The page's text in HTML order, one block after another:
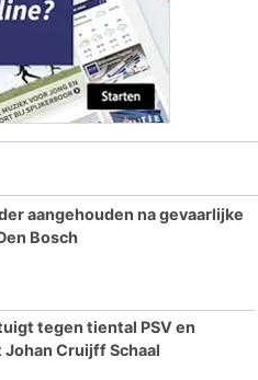
aangehouden na gevaarlijke
Bosch
tegen tiental PSV en
Cruijff Schaal